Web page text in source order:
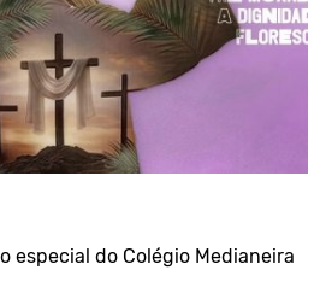
especial do Colégio Medianeira